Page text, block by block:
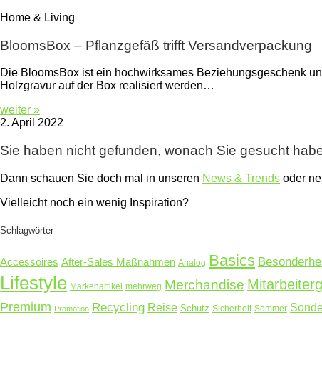
Home & Living
BloomsBox – Pflanzgefäß trifft Versandverpackung
Die BloomsBox ist ein hochwirksames Beziehungsgeschenk
Holzgravur auf der Box realisiert werden…
weiter »
2. April 2022
Sie haben nicht gefunden, wonach Sie gesucht
Dann schauen Sie doch mal in unseren News & Trends oder
Vielleicht noch ein wenig Inspiration?
Schlagwörter
Accessoires After-Sales Maßnahmen Analog Basics
Lifestyle Markenartikel mehrweg Merchandise
Premium Promotion Recycling Reise Schutz Sicherheit Sommer